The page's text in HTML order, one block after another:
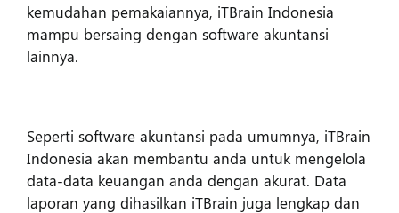
kemudahan pemakaiannya, iTBrain Indonesia
mampu bersaing dengan software akuntansi
lainnya.
Seperti software akuntansi pada umumnya, iTBrain
Indonesia akan membantu anda untuk mengelola
data-data keuangan anda dengan akurat. Data
laporan yang dihasilkan iTBrain juga lengkap dan